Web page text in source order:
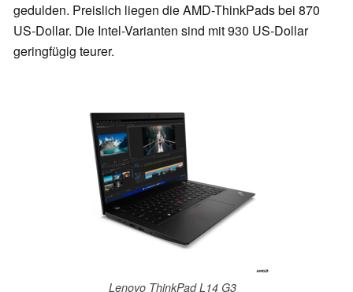
gedulden. Preislich liegen die AMD-ThinkPads bei 870
US-Dollar. Die Intel-Varianten sind mit 930 US-Dollar
geringfügig teurer.
Lenovo ThinkPad L14 G3